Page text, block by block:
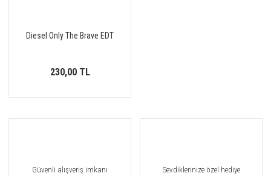
Diesel Only The Brave EDT
230,00 TL
Güvenli alışveriş imkanı
Sevdiklerinize özel hediye